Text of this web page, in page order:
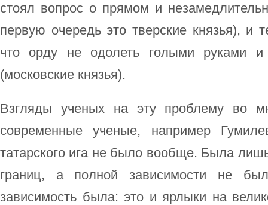
стоял вопрос о прямом и
первую очередь это тверские князья), и
что орду не одолеть голыми руками и
(московские князья).
Взгляды ученых на эту проблему во
современные ученые, например
татарского ига не было вообще. Была
границ, а полной зависимости не
зависимость была: это и ярлыки на